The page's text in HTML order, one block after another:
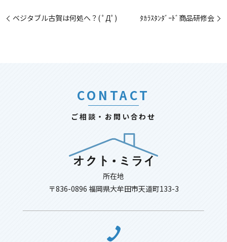
ベジタブル古賀は何処へ？( ﾟДﾟ) ﾀｶﾗｽﾀﾝﾀﾞｰﾄﾞ商品研修会
CONTACT
ご相談・お問い合わせ
所在地
〒836-0896 福岡県大牟田市天道町133-3